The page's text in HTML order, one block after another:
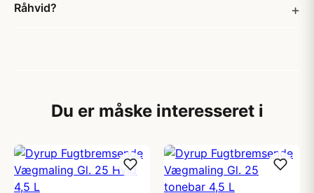
Råhvid?
Du er måske interesseret i